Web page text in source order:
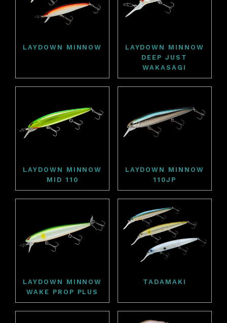
LAYDOWN MINNOW
LAYDOWN MINNOW
DEEP JUST
WAKASAGI
LAYDOWN MINNOW
MID 110
LAYDOWN MINNOW
110JP
LAYDOWN MINNOW
WAKE PROP PLUS
TADAMAKI